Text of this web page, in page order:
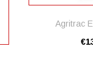
Agritrac